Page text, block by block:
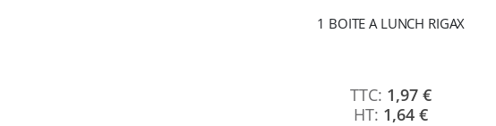
1 BOITE A LUNCH RIGAX
1,97 €
1,64 €